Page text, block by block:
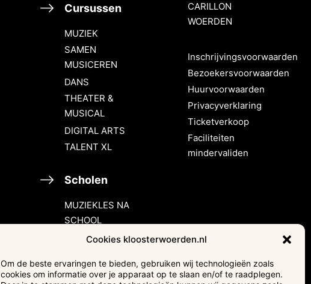
Cookies kloosterwoerden.nl
Om de beste ervaringen te bieden, gebruiken wij technologieën zoals
cookies om informatie over je apparaat op te slaan en/of te raadplegen.
Cursussen
MUZIEK
SAMEN
MUSICEREN
DANS
THEATER &
MUSICAL
DIGITAL ARTS
TALENT XL
Scholen
MUZIEKLES NA
SCHOOL
HALLO MUZIEK!
Verhuur &
CARILLON
WOERDEN
Inschrijvingsvoorwaarden
Bezoekersvoorwaarden
Huurvoorwaarden
Privacyverklaring
Ticketverkoop
Faciliteiten
mindervaliden